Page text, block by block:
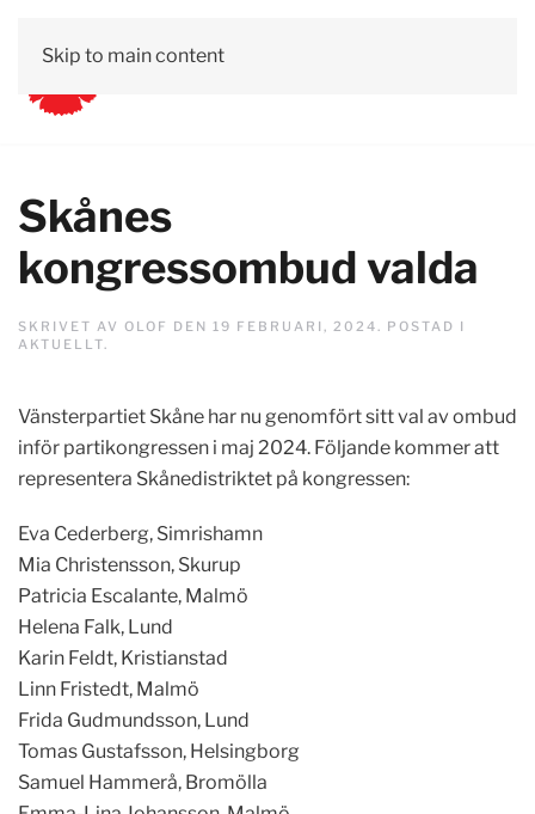
Skip to main content
Skånes
kongressombud valda
SKRIVET AV OLOF DEN 19 FEBRUARI, 2024. POSTAD I
AKTUELLT.
Vänsterpartiet Skåne har nu genomfört sitt val av ombud
inför partikongressen i maj 2024. Följande kommer att
representera Skånedistriktet på kongressen:
Eva Cederberg, Simrishamn
Mia Christensson, Skurup
Patricia Escalante, Malmö
Helena Falk, Lund
Karin Feldt, Kristianstad
Linn Fristedt, Malmö
Frida Gudmundsson, Lund
Tomas Gustafsson, Helsingborg
Samuel Hammerå, Bromölla